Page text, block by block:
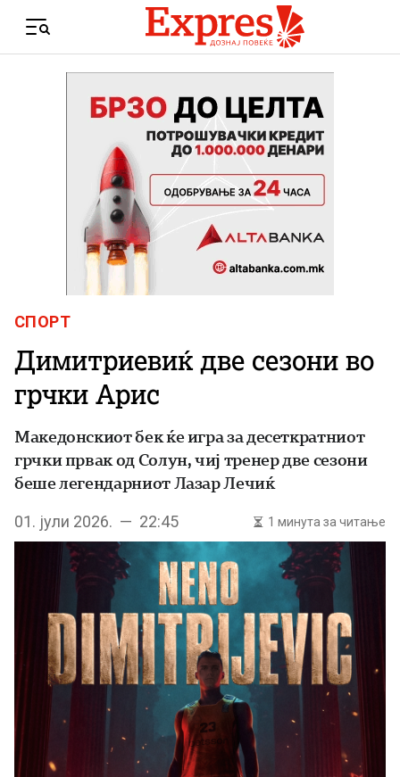
Menu
СПОРТ
Димитриевиќ две сезони во
грчки Арис
Македонскиот бек ќе игра за десеткратниот
грчки првак од Солун, чиј тренер две сезони
беше легендарниот Лазар Лечиќ
01. јули 2026. — 22:45 1 минута за читање